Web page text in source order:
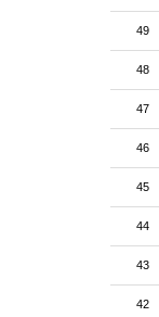
49
48
47
46
45
44
43
42